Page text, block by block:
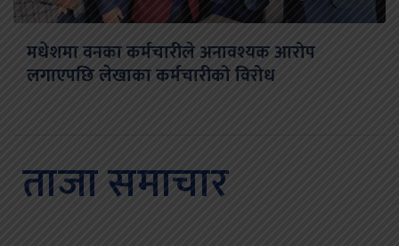
मधेशमा वनका कर्मचारीले अनावश्यक आरोप
लगाएपछि लेखाका कर्मचारीको विरोध
ताजा समाचार